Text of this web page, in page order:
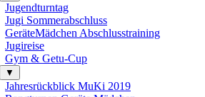
Jugendturntag
Jugi Sommerabschluss
GeräteMädchen Abschlusstraining
Jugireise
Gym & Getu-Cup
▼
Jahresrückblick MuKi 2019